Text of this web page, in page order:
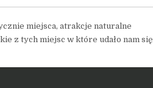
miejsca, atrakcje naturalne
z tych miejsc w które udało nam się